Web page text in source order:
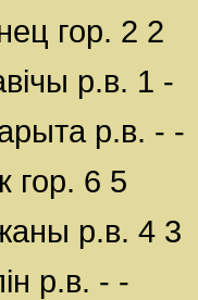
гор. 2 2
р.в. 1 -
р.в. - -
гор. 6 5
р.в. 4 3
р.в. - -